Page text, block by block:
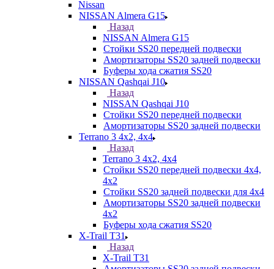
Nissan
NISSAN Almera G15
Назад
NISSAN Almera G15
Стойки SS20 передней подвески
Амортизаторы SS20 задней подвески
Буферы хода сжатия SS20
NISSAN Qashqai J10
Назад
NISSAN Qashqai J10
Стойки SS20 передней подвески
Амортизаторы SS20 задней подвески
Terrano 3 4х2, 4х4
Назад
Terrano 3 4х2, 4х4
Стойки SS20 передней подвески 4х4,
4x2
Стойки SS20 задней подвески для 4х4
Амортизаторы SS20 задней подвески
4х2
Буферы хода сжатия SS20
X-Trail T31
Назад
X-Trail T31